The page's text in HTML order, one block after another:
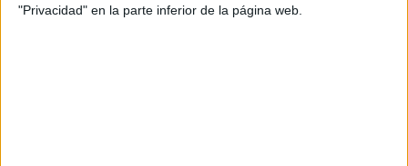
"Privacidad" en la parte inferior de la página web.
FC Liefering